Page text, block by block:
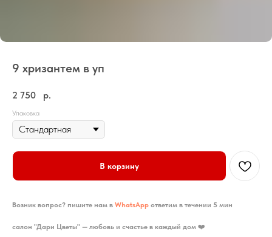
9 хризантем в уп
2 750 р.
Упаковка
В корзину
Возник вопрос? пишите нам в WhatsApp ответим в течении 5 мин
салон "Дари Цветы" — любовь и счастье в каждый дом ❤️